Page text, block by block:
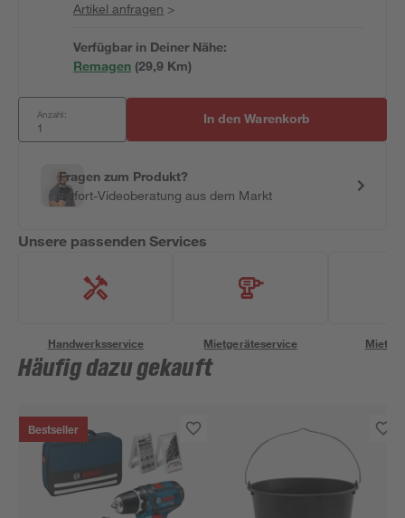
Artikel anfragen >
Verfügbar in Deiner Nähe:
Remagen (29,9 Km)
Anzahl: In den Warenkorb
Fragen zum Produkt?
Sofort-Videoberatung aus dem Markt
Unsere passenden Services
Handwerksservice Mietgeräteservice
Häufig dazu gekauft
Bestseller